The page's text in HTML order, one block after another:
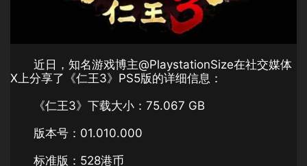
近日，知名游戏博主@PlaystationSize在社交媒体
X上分享了《仁王3》PS5版的详细信息：
《仁王3》下载大小：75.067 GB
版本号：01.010.000
标准版：528港币